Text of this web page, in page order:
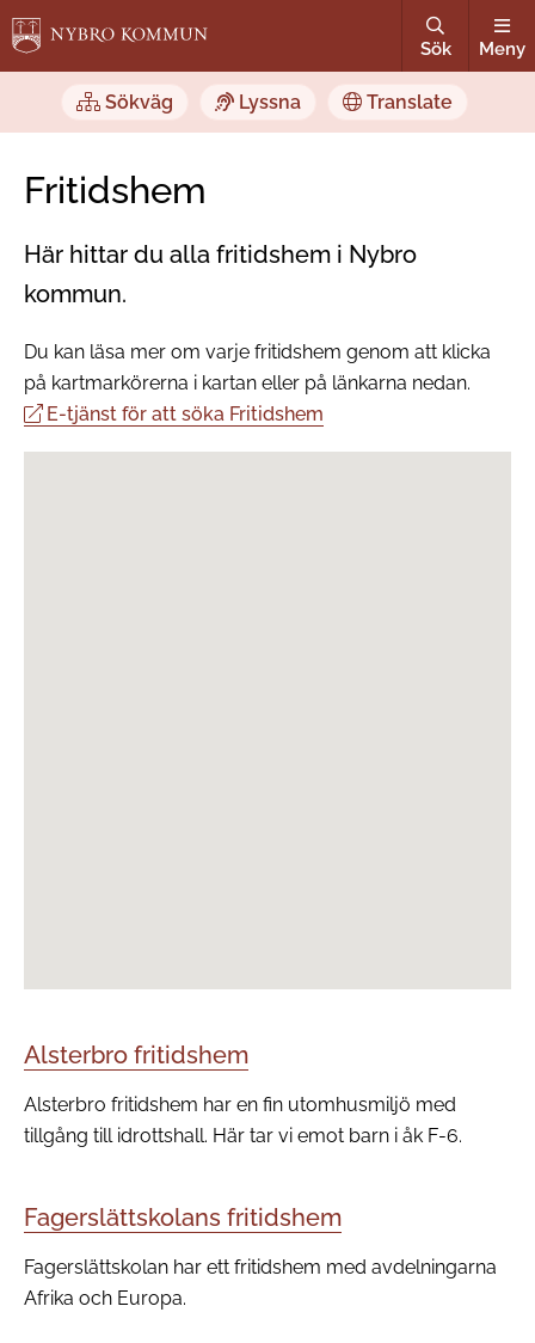
Sök Meny
Sökväg Lyssna Translate
Fritidshem
Här hittar du alla fritidshem i Nybro
kommun.
Du kan läsa mer om varje fritidshem genom att klicka
på kartmarkörerna i kartan eller på länkarna nedan.
E-tjänst för att söka Fritidshem
Alsterbro fritidshem
Alsterbro fritidshem har en fin utomhusmiljö med
tillgång till idrottshall. Här tar vi emot barn i åk F-6.
Fagerslättskolans fritidshem
Fagerslättskolan har ett fritidshem med avdelningarna
Afrika och Europa.